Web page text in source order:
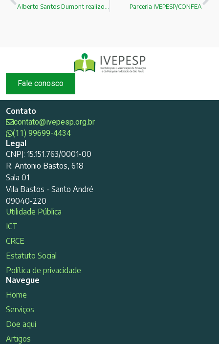
Parceria IVEPESP/CONFEA
Fale conosco
Contato
contato@ivepesp.org.br
(11) 99699-4434
Legal
CNPJ: 15.151.763/0001-00
R. Antonio Bastos, 618
Sala 01
Vila Bastos - Santo André
09040-220
Utilidade Pública
ICT
CRCE
Estatuto Social
Política de privacidade
Navegue
Home
Serviços
Doe aqui
Artigos